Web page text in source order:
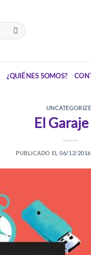
¿QUIÉNES SOMOS?
El
PUBLICADO EL06/12/2016